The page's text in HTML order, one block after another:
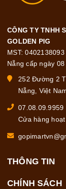
CÔNG TY TNHH
GOLDEN PIG
MST:
Nẵng cấp ngày
252 Đường 2
Nẵng, Việt
07.08.09.9959
Cửa hàng
THÔNG TIN
CHÍNH SÁCH